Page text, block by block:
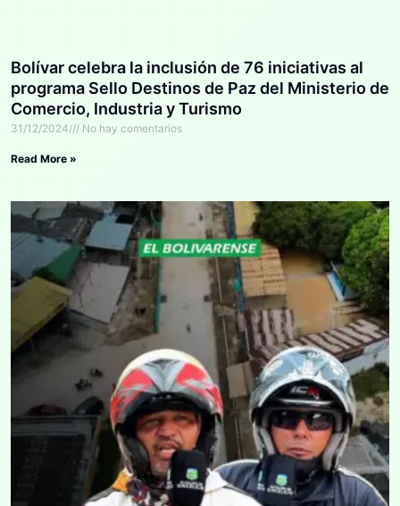
Bolívar celebra la inclusión de 76 iniciativas al
programa Sello Destinos de Paz del Ministerio de
Comercio, Industria y Turismo
31/12/2024 No hay comentarios
Read More »